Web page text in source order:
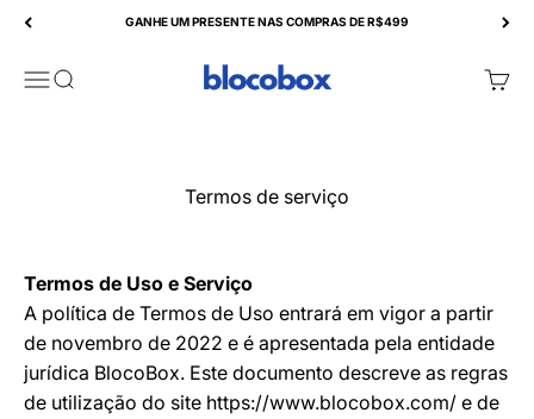
Pular para o conteúdoGANHE UM PRESENTE NAS COMPRAS DE R$499
Abrir menu de navegação
Abrir pesquisa BlocoBox
Termos de serviço
Termos de Uso e Serviço
A política de Termos de Uso entrará em vigor a partir
de novembro de 2022 e é apresentada pela entidade
jurídica BlocoBox. Este documento descreve as regras
de utilização do site https://www.blocobox.com/ e de